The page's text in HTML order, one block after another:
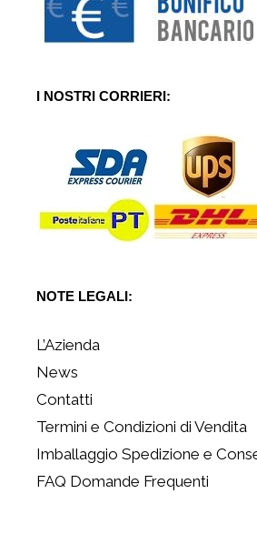
I NOSTRI CORRIERI:
NOTE LEGALI:
L’Azienda
News
Contatti
Termini e Condizioni di Vendita
Imballaggio Spedizione e
FAQ Domande Frequenti